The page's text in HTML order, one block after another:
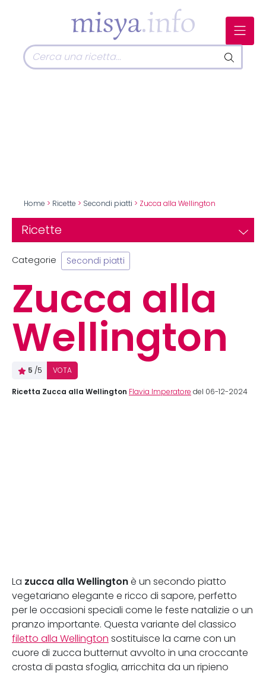
Home > Ricette > Secondi piatti > Zucca alla Wellington
Ricette
Categorie Secondi piatti
Zucca alla
Wellington
5 /5 VOTA
Ricetta Zucca alla Wellington Flavia Imperatore del 06-12-2024
La zucca alla Wellington è un secondo piatto
vegetariano elegante e ricco di sapore, perfetto
per le occasioni speciali come le feste natalizie o un
pranzo importante. Questa variante del classico
filetto alla Wellington sostituisce la carne con un
cuore di zucca butternut avvolto in una croccante
crosta di pasta sfoglia, arricchita da un ripieno